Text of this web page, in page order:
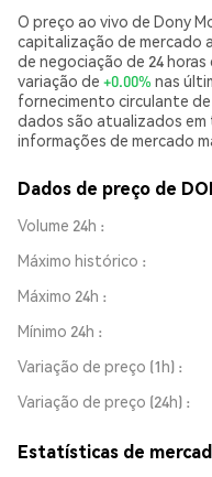
O preço ao vivo de Dony
capitalização de mercado
de negociação de 24
variação de +0.00% nas
fornecimento circulante de
dados são atualizados em
informações de mercado
Dados de preço de
Volume 24h
Máximo histórico
Máximo 24h
Mínimo 24h
Variação de preço (1h)
Variação de preço (24h)
Estatísticas de